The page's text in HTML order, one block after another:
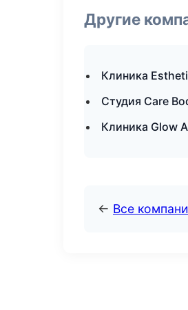
Другие
Клиника
Студия Care
Клиника Glow
← Все